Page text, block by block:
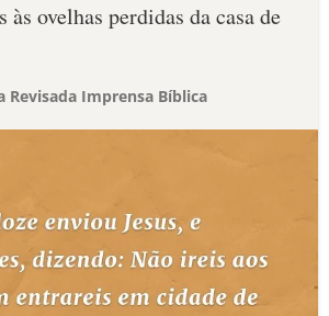
às ovelhas perdidas da casa de
Revisada Imprensa Bíblica